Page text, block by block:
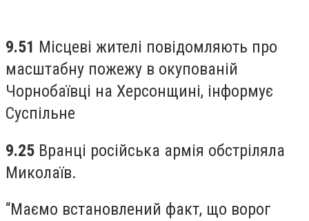
9.51 Місцеві жителі повідомляють про
масштабну пожежу в окупованій
Чорнобаївці на Херсонщині, інформує
Суспільне
9.25 Вранці російська армія обстріляла
Миколаїв.
“Маємо встановлений факт, що ворог